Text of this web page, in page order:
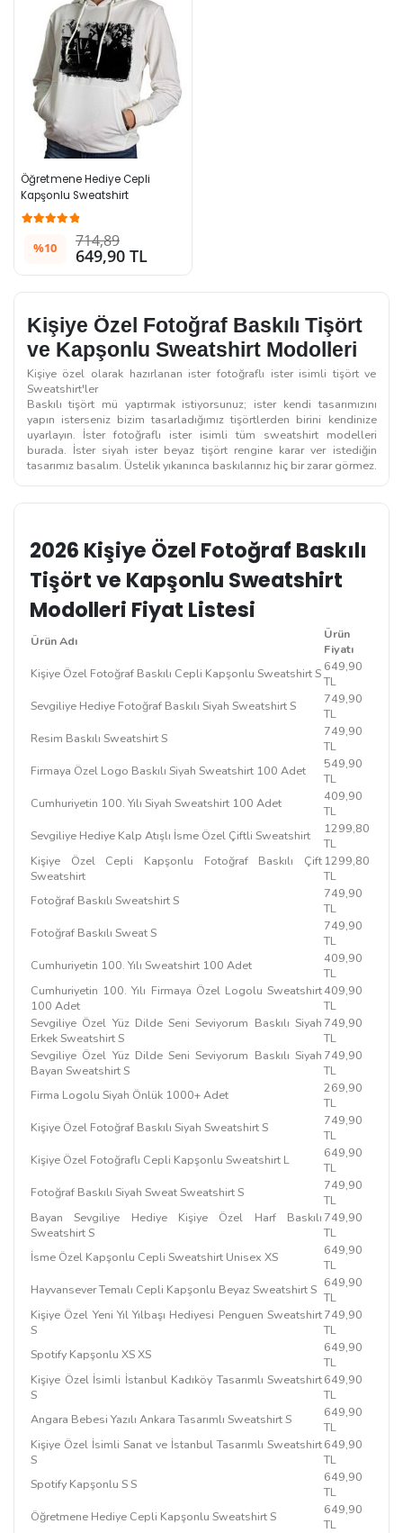
Öğretmene Hediye Cepli
Kapşonlu Sweatshirt
%10 714,89
649,90 TL
Kişiye Özel Fotoğraf Baskılı Tişört
ve Kapşonlu Sweatshirt Modolleri
Kişiye özel olarak hazırlanan ister fotoğraflı ister isimli tişört ve
Sweatshirt'ler
Baskılı tişört mü yaptırmak istiyorsunuz; ister kendi tasarımızını
yapın isterseniz bizim tasarladığımız tişörtlerden birini kendinize
uyarlayın. İster fotoğraflı ister isimli tüm sweatshirt modelleri
burada. İster siyah ister beyaz tişört rengine karar ver istediğin
tasarımız basalım. Üstelik yıkanınca baskılarınız hiç bir zarar görmez.
2026 Kişiye Özel Fotoğraf Baskılı
Tişört ve Kapşonlu Sweatshirt
Modolleri Fiyat Listesi
Ürün Adı
Ürün
Fiyatı
Kişiye Özel Fotoğraf Baskılı Cepli Kapşonlu Sweatshirt S 649,90
TL
Sevgiliye Hediye Fotoğraf Baskılı Siyah Sweatshirt S
749,90
TL
Resim Baskılı Sweatshirt S
749,90
TL
Firmaya Özel Logo Baskılı Siyah Sweatshirt 100 Adet
549,90
TL
Cumhuriyetin 100. Yılı Siyah Sweatshirt 100 Adet
409,90
TL
Sevgiliye Hediye Kalp Atışlı İsme Özel Çiftli Sweatshirt
1299,80
TL
Kişiye Özel Cepli Kapşonlu Fotoğraf Baskılı Çift
Sweatshirt
1299,80
TL
Fotoğraf Baskılı Sweatshirt S
749,90
TL
Fotoğraf Baskılı Sweat S
749,90
TL
Cumhuriyetin 100. Yılı Sweatshirt 100 Adet
409,90
TL
Cumhuriyetin 100. Yılı Firmaya Özel Logolu Sweatshirt
100 Adet
409,90
TL
Sevgiliye Özel Yüz Dilde Seni Seviyorum Baskılı Siyah
Erkek Sweatshirt S
749,90
TL
Sevgiliye Özel Yüz Dilde Seni Seviyorum Baskılı Siyah
Bayan Sweatshirt S
749,90
TL
Firma Logolu Siyah Önlük 1000+ Adet
269,90
TL
Kişiye Özel Fotoğraf Baskılı Siyah Sweatshirt S
749,90
TL
Kişiye Özel Fotoğraflı Cepli Kapşonlu Sweatshirt L
649,90
TL
Fotoğraf Baskılı Siyah Sweat Sweatshirt S
749,90
TL
Bayan Sevgiliye Hediye Kişiye Özel Harf Baskılı
Sweatshirt S
749,90
TL
İsme Özel Kapşonlu Cepli Sweatshirt Unisex XS
649,90
TL
Hayvansever Temalı Cepli Kapşonlu Beyaz Sweatshirt S 649,90
TL
Kişiye Özel Yeni Yıl Yılbaşı Hediyesi Penguen Sweatshirt
S
749,90
TL
Spotify Kapşonlu XS XS
649,90
TL
Kişiye Özel İsimli İstanbul Kadıköy Tasarımlı Sweatshirt
S
649,90
TL
Angara Bebesi Yazılı Ankara Tasarımlı Sweatshirt S
649,90
TL
Kişiye Özel İsimli Sanat ve İstanbul Tasarımlı Sweatshirt
S
649,90
TL
Spotify Kapşonlu S S
649,90
TL
Öğretmene Hediye Cepli Kapşonlu Sweatshirt S
649,90
TL